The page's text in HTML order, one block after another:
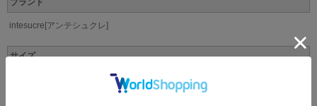
ブランド
intesucre[アンテシュクレ]
サイズ
S(ヒップ82-90cm)、M(ヒップ87-95cm)、L(ヒップ92-100cm)、LL(ヒップ97-
105cm)、3L(ヒップ102-110cm)